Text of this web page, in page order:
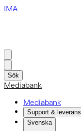
IMA
Sök
Mediabank
Mediabank
Support & leverans
Svenska